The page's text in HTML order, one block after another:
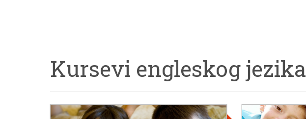
Kursevi engleskog jezika